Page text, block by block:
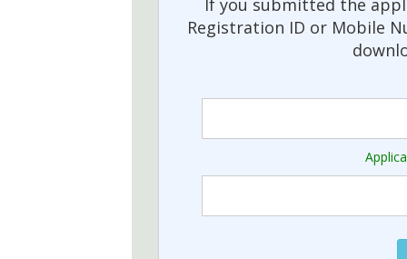
If you submitted the
Registration ID or Mobile